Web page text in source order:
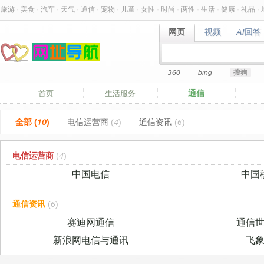
旅游 美食 汽车 天气 通信 宠物 儿童 女性 时尚 两性 生活 健康 礼品
网页
网页 视频
视频 AI回答
AI回答
360 bing 搜狗
首页 生活服务 通信
全部 (10) 电信运营商 (4) 通信资讯 (6)
电信运营商 (4)
中国电信 中国
通信资讯 (6)
赛迪网通信
通信
新浪网电信与通讯
飞